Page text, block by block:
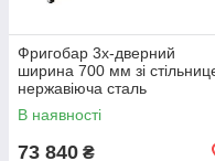
Фригобар 3х-дверний
ширина 700 мм зі
нержавіюча сталь
В наявності
73 840 ₴